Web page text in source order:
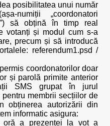
posibilitatea unui număr
numiții „coordonatori
să obțină în timp real
votanți și modul cum s-a
precum și să introducă
referendum1.psd /
coordonatorilor doar
și parolă primite anterior
SMS grupat în jurul
membrii secțiilor de
obținerea autorizării din
informatic asigura:
oră a prezenței la vot a